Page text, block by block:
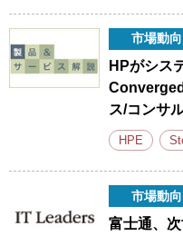
市場動向
HPがシス
ス/コンサ
HPE
市場動向
富士通、